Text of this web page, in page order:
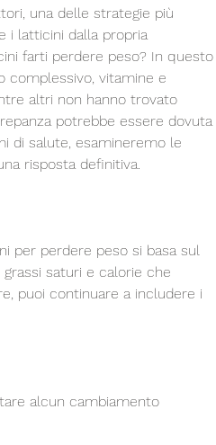
una delle strategie più
i latticini dalla propria
farti perdere peso? In questo
complessivo, vitamine e
altri non hanno trovato
potrebbe essere dovuta
di salute, esamineremo le
risposta definitiva.
per perdere peso si basa sul
saturi e calorie che
puoi continuare a includere i
alcun cambiamento